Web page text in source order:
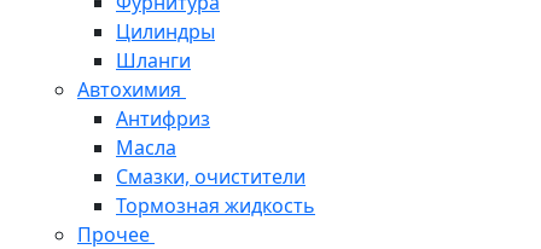
Цилиндры
Шланги
Автохимия
Антифриз
Масла
Смазки, очистители
Тормозная жидкость
Прочее